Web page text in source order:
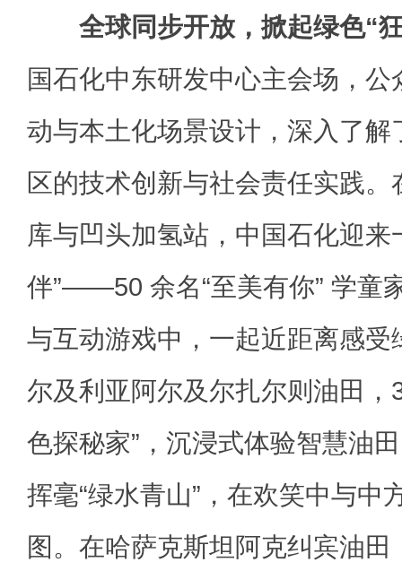
全球同步开放，掀起绿色“
国石化中东研发中心主会场，
动与本土化场景设计，深入了解
区的技术创新与社会责任实践
库与凹头加氢站，中国石化迎来
伴”——50 余名“至美有你” 学童
与互动游戏中，一起近距离感受
尔及利亚阿尔及尔扎尔则油田，
色探秘家”，沉浸式体验智慧油
挥毫“绿水青山”，在欢笑中与中
图。在哈萨克斯坦阿克纠宾油